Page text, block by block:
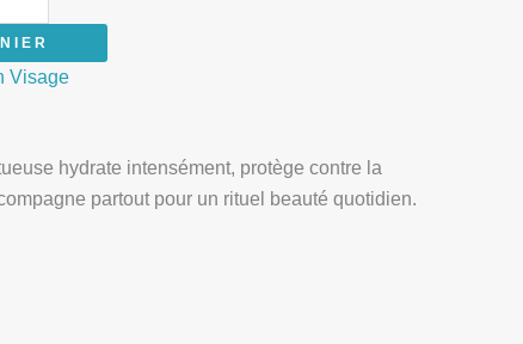
Visage
hydrate intensément, protège contre la
partout pour un rituel beauté quotidien.